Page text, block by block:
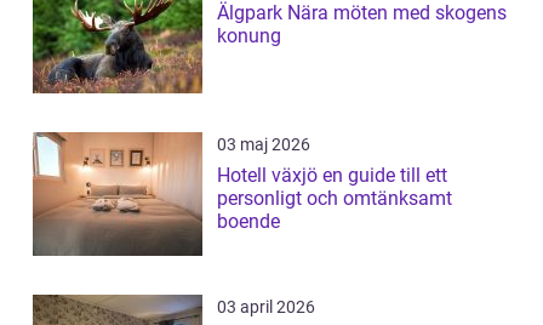
Älgpark Nära möten med skogens
konung
03 maj 2026
Hotell växjö en guide till ett
personligt och omtänksamt
boende
03 april 2026